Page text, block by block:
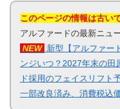
このページの情報は古い
アルファードの最新ニュ
NEW 新型【アルファー
ンジいつ？2027年末の田
ド採用のフェイスリフト
一部改良済み、消費税込